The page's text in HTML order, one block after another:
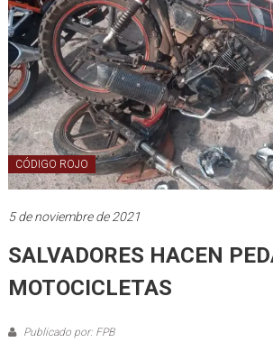
CÓDIGO ROJO
5 de noviembre de 2021
SALVADORES HACEN
MOTOCICLETAS
Publicado por: FPB